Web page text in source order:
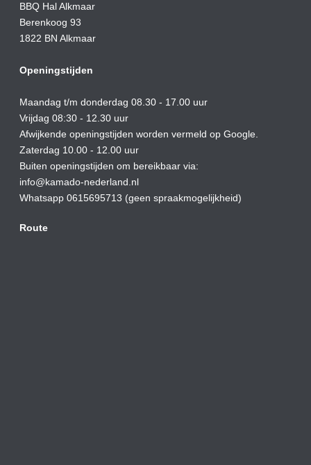
BBQ Hal Alkmaar
Berenkoog 93
1822 BN Alkmaar
Openingstijden
Maandag t/m donderdag 08.30 - 17.00 uur
Vrijdag 08:30 - 12.30 uur
Afwijkende openingstijden worden vermeld op Google.
Zaterdag 10.00 - 12.00 uur
Buiten openingstijden om bereikbaar via:
info@kamado-nederland.nl
Whatsapp 0615695713 (geen spraakmogelijkheid)
Route